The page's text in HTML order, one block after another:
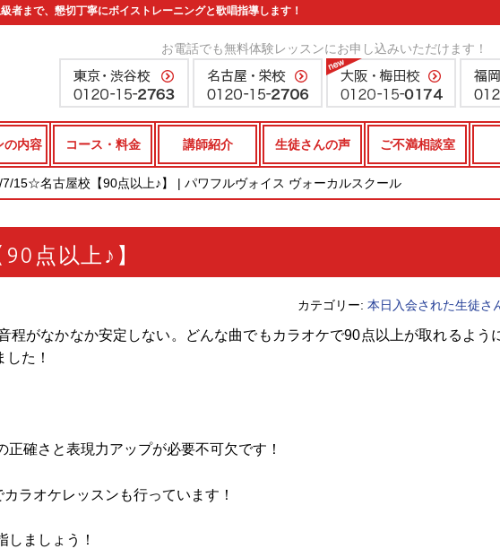
者まで、懇切丁寧にボイストレーニングと歌唱指導します！
お電話でも無料体験レッスンにお申し込みいただけます！
の内容 コース・料金 講師紹介 生徒さんの声 ご不満相談室
7/15☆名古屋校【90点以上♪】 | パワフルヴォイス ヴォーカルスクール
点以上♪】
カテゴリー: 本日入会された生徒さ
がなかなか安定しない。どんな曲でもカラオケで90点以上が取れるよう
た！
確さと表現力アップが必要不可欠です！
ラオケレッスンも行っています！
しましょう！